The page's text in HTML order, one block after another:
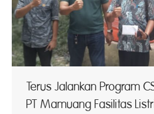
Terus Jalankan Program
PT Mamuang Fasilitas